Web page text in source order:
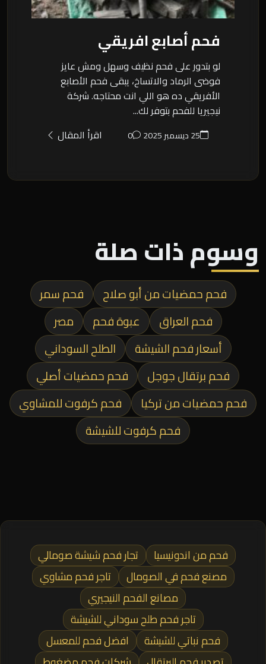
فحم أصابع افريقي
لو بتدور على فحم نظيف وسهل ومش عايز
فوضى الرماد والاتساخ، يبقى فحم الأصابع
الأفريقي ده هو اللي انت محتاجه. شركة
نيجيريا للفحم بتوفر لك...
25 ديسمبر 2025 0 اقرأ المقال
وسوم ذات صلة
فحم حمضيات من أبو صلاح
فحم سمر
فحم العراق
عبوة فحم
مصر
أسعار فحم الشيشة
الطلح السوداني
فحم برتقال جوجل
فحم حمضيات أصلي
فحم حمضيات من تركيا
فحم كرفوت للمشاوي
فحم كرفوت للشيشة
فحم من اندونيسيا
تجار فحم شيشة صومالي
مصنع فحم في الصومال
تاجر فحم مشاوي
مصانع الفحم النيجيري
تاجر فحم طلح سوداني للشيشة
فحم نباتي للشيشة
افضل فحم للمعسل